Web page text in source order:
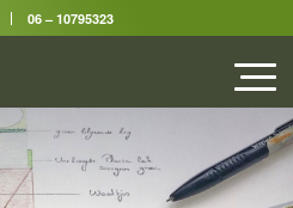
06 – 10795323